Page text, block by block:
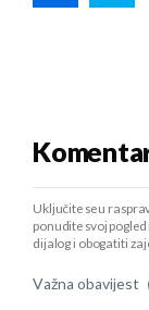
Uključite se u
ponudite svoj
dijalog i obogatiti
Važna obavijest